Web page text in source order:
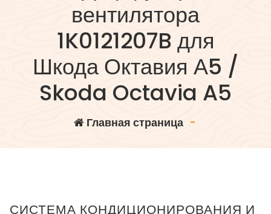
вентилятора
1K0121207B для
Шкода Октавия А5 /
Skoda Octavia A5
Главная страница-
СИСТЕМА КОНДИЦИОНИРОВАНИЯ И